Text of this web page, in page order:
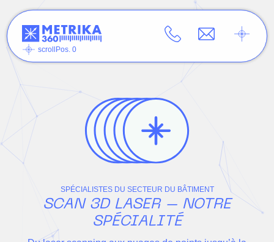
scrollPos. 0
SPÉCIALISTES DU SECTEUR DU BÂTIMENT
SCAN 3D LASER – NOTRE
SPÉCIALITÉ